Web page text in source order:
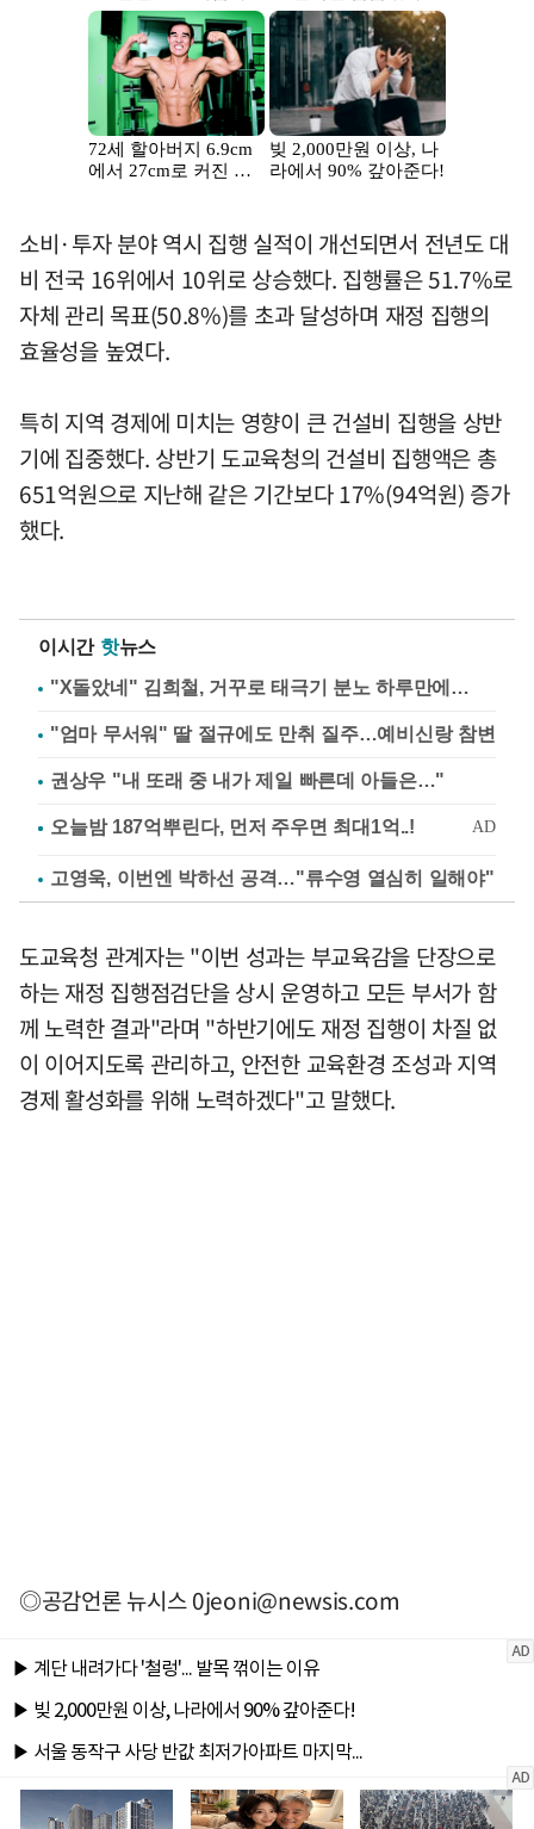
소비·투자 분야 역시 집행 실적이 개선되면서 전년도 대
비 전국 16위에서 10위로 상승했다. 집행률은 51.7%로
자체 관리 목표(50.8%)를 초과 달성하며 재정 집행의
효율성을 높였다.
특히 지역 경제에 미치는 영향이 큰 건설비 집행을 상반
기에 집중했다. 상반기 도교육청의 건설비 집행액은 총
651억원으로 지난해 같은 기간보다 17%(94억원) 증가
했다.
이시간 핫뉴스
"X돌았네" 김희철, 거꾸로 태극기 분노 하루만에…
"엄마 무서워" 딸 절규에도 만취 질주…예비신랑 참변
권상우 "내 또래 중 내가 제일 빠른데 아들은…"
고영욱, 이번엔 박하선 공격…"류수영 열심히 일해야"
도교육청 관계자는 "이번 성과는 부교육감을 단장으로
하는 재정 집행점검단을 상시 운영하고 모든 부서가 함
께 노력한 결과"라며 "하반기에도 재정 집행이 차질 없
이 이어지도록 관리하고, 안전한 교육환경 조성과 지역
경제 활성화를 위해 노력하겠다"고 말했다.
◎공감언론 뉴시스0jeoni@newsis.com